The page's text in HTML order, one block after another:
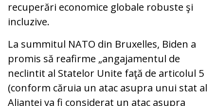
recuperări economice globale robuste şi
incluzive.
La summitul NATO din Bruxelles, Biden a
promis să reafirme „angajamentul de
neclintit al Statelor Unite faţă de articolul 5
(conform căruia un atac asupra unui stat al
Alianţei va fi considerat un atac asupra